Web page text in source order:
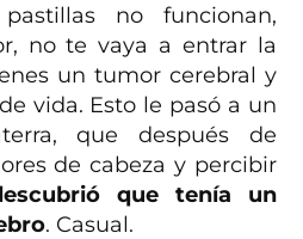
no funcionan,
no te vaya a entrar la
un tumor cerebral y
vida. Esto le pasó a un
que después de
de cabeza y percibir
que tenía un
. Casual.